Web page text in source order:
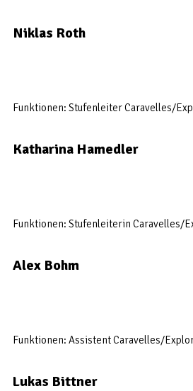
Niklas Roth
Funktionen: Stufenleiter Caravelles/
Katharina Hamedler
Funktionen: Stufenleiterin Caravelles/
Alex Bohm
Funktionen: Assistent Caravelles/
Lukas Bittner